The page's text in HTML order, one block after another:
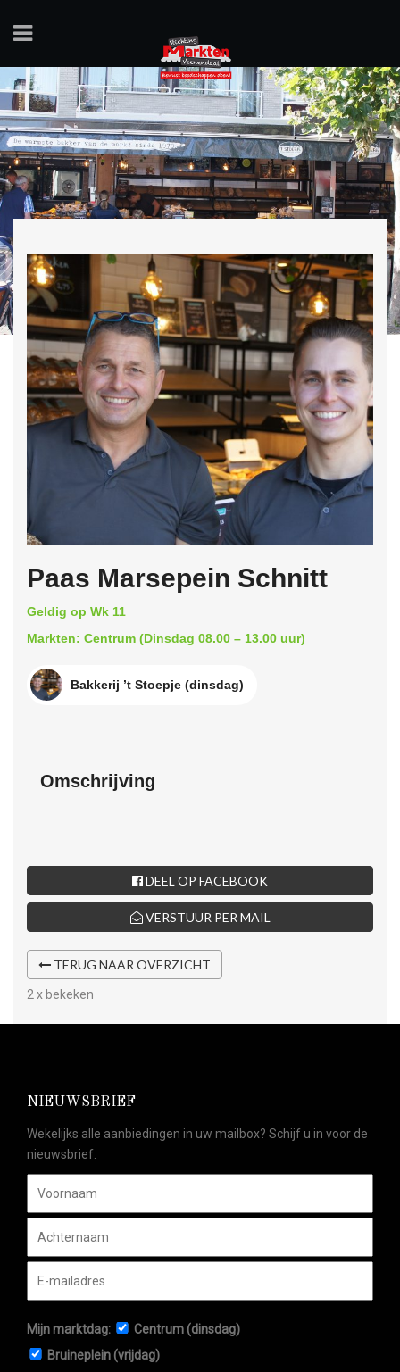
Paas Marsepein Schnitt
Geldig op Wk 11
Markten: Centrum (Dinsdag 08.00 – 13.00 uur)
Bakkerij ’t Stoepje (dinsdag)
Omschrijving
DEEL OP FACEBOOK
VERSTUUR PER MAIL
TERUG NAAR OVERZICHT
2 x bekeken
NIEUWSBRIEF
Wekelijks alle aanbiedingen in uw mailbox? Schijf u in voor de
nieuwsbrief.
Mijn marktdag:
Centrum (dinsdag)
Bruineplein (vrijdag)